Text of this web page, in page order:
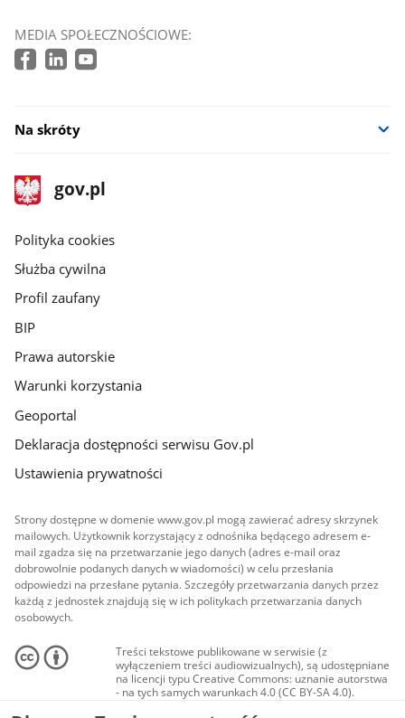
MEDIA SPOŁECZNOŚCIOWE:
Na skróty
stopka
gov.pl
Strona
gov.pl
gov.pl
Polityka cookies
Służba cywilna
Profil zaufany
BIP
Prawa autorskie
Warunki korzystania
Geoportal
Deklaracja dostępności serwisu Gov.pl
Ustawienia prywatności
Strony dostępne w domenie www.gov.pl mogą zawierać adresy skrzynek
mailowych. Użytkownik korzystający z odnośnika będącego adresem e-
mail zgadza się na przetwarzanie jego danych (adres e-mail oraz
dobrowolnie podanych danych w wiadomości) w celu przesłania
odpowiedzi na przesłane pytania. Szczegóły przetwarzania danych przez
każdą z jednostek znajdują się w ich politykach przetwarzania danych
osobowych.
Treści tekstowe publikowane w serwisie (z
wyłączeniem treści audiowizualnych), są udostępniane
na licencji typu Creative Commons: uznanie autorstwa
- na tych samych warunkach 4.0 (CC BY-SA 4.0).
Materiały audiowizualne, w tym zdjęcia, materiały